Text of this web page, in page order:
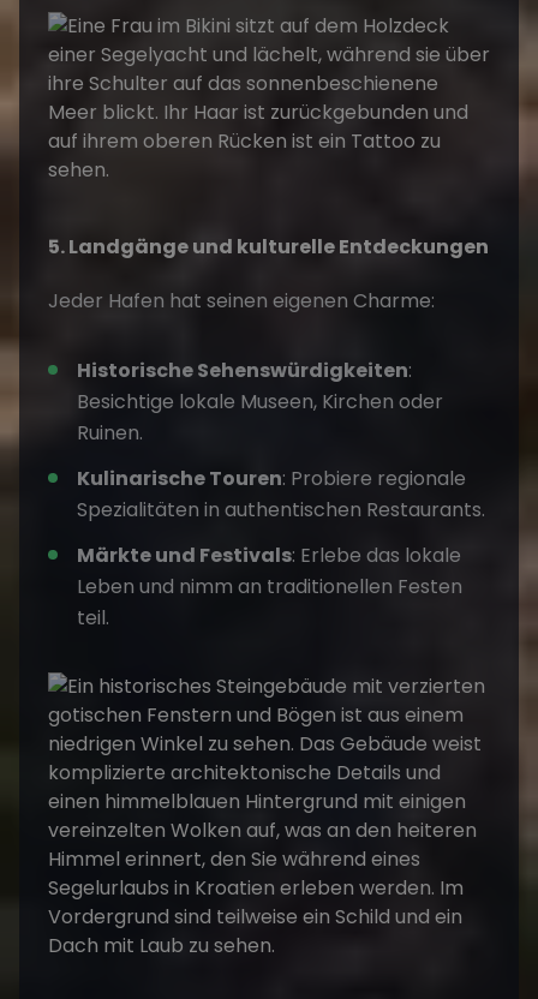
5. Landgänge und kulturelle Entdeckungen
Jeder Hafen hat seinen eigenen Charme:
Historische Sehenswürdigkeiten:
Besichtige lokale Museen, Kirchen oder
Ruinen.
Kulinarische Touren: Probiere regionale
Spezialitäten in authentischen Restaurants.
Märkte und Festivals: Erlebe das lokale
Leben und nimm an traditionellen Festen
teil.